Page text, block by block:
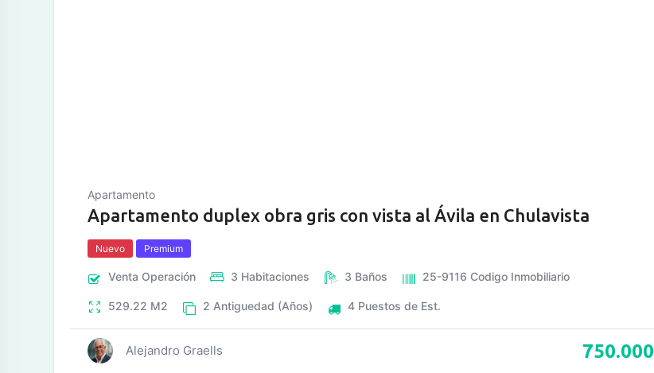
Apartamento
Apartamento duplex obra gris con vista al Ávila en Chulavista
Nuevo Premium
Venta Operación 3 Habitaciones 3 Baños 25-9116 Codigo Inmobiliario
529.22 M2 2 Antiguedad (Años) 4 Puestos de Est.
Alejandro Graells 750.000